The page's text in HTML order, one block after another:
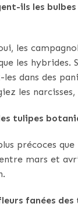
ils les
les
les hybrides.
dans des
les narcisses,
tulipes
précoces
mars et
fanées des